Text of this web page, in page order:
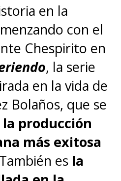
en la
con el
Chespirito en
, la serie
en la vida de
Bolaños, que se
la producción
más exitosa
es la